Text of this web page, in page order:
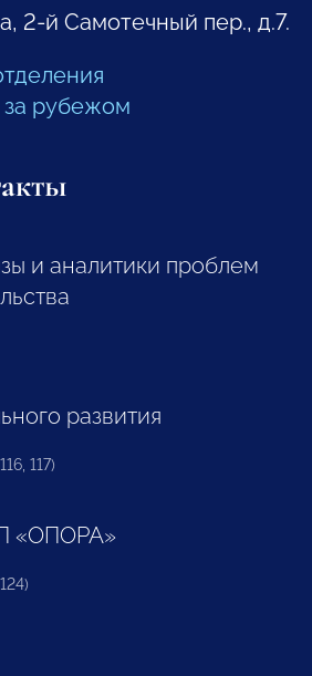
2-й Самотечный пер., д.7.
за рубежом
и аналитики проблем
развития
117)
«ОПОРА»